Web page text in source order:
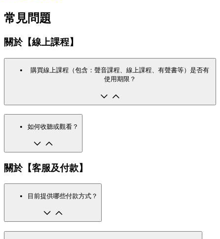
常見問題
關於【線上課程】
購買線上課程（包含：聲音課程、線上課程、有聲書等）是否有
使用期限？
如何收聽或觀看？
關於【客服及付款】
目前提供哪些付款方式？